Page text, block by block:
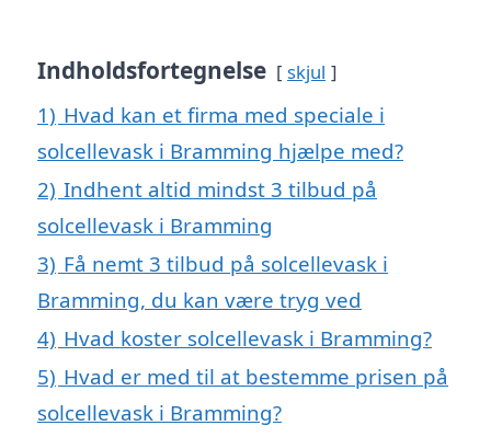
Indholdsfortegnelse skjul
1) Hvad kan et firma med speciale i
solcellevask i Bramming hjælpe med?
2) Indhent altid mindst 3 tilbud på
solcellevask i Bramming
3) Få nemt 3 tilbud på solcellevask i
Bramming, du kan være tryg ved
4) Hvad koster solcellevask i Bramming?
5) Hvad er med til at bestemme prisen på
solcellevask i Bramming?